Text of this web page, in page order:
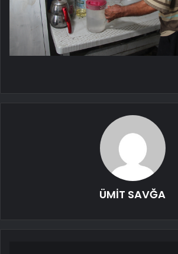
ÜMİT SAVĞA